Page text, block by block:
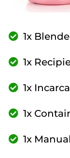
1x
1x
1x
1x
1x